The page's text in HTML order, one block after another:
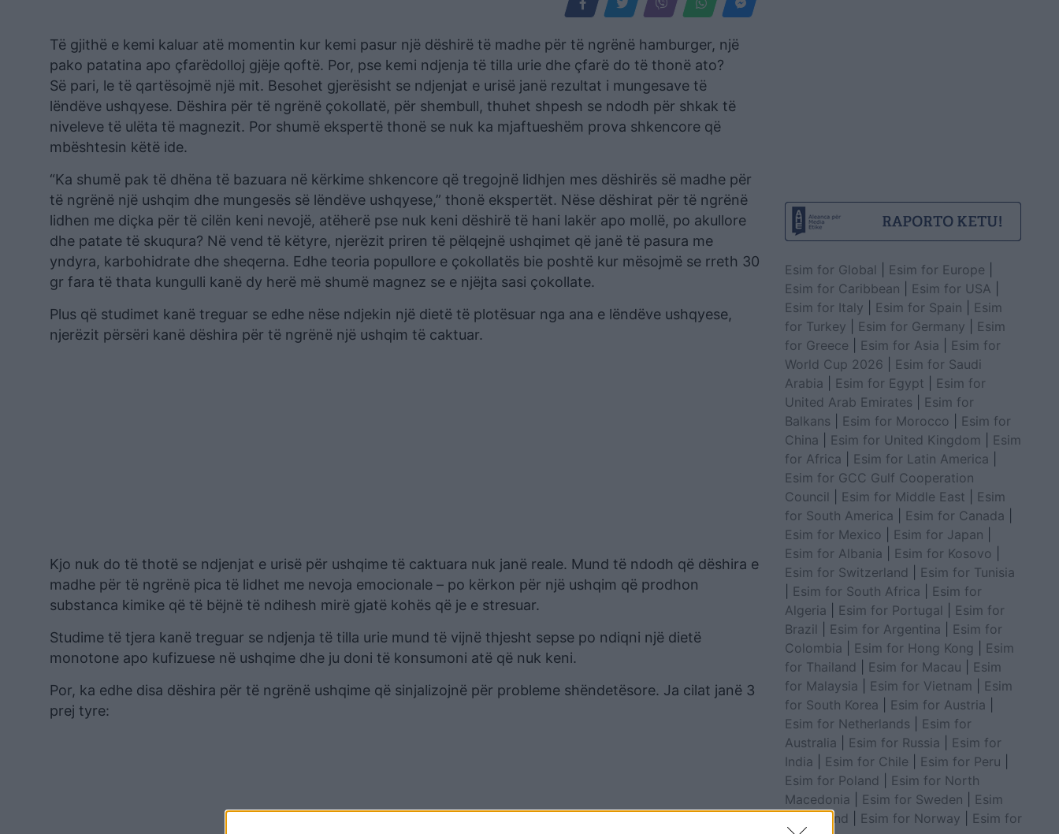
Të gjithë e kemi kaluar atë momentin kur kemi pasur një dëshirë të madhe për të ngrënë hamburger, një
pako patatina apo çfarëdolloj gjëje qoftë. Por, pse kemi ndjenja të tilla urie dhe çfarë do të thonë ato?
Së pari, le të qartësojmë një mit. Besohet gjerësisht se ndjenjat e urisë janë rezultat i mungesave të
lëndëve ushqyese. Dëshira për të ngrënë çokollatë, për shembull, thuhet shpesh se ndodh për shkak të
niveleve të ulëta të magnezit. Por shumë ekspertë thonë se nuk ka mjaftueshëm prova shkencore që
mbështesin këtë ide.
“Ka shumë pak të dhëna të bazuara në kërkime shkencore që tregojnë lidhjen mes dëshirës së madhe për
të ngrënë një ushqim dhe mungesës së lëndëve ushqyese,” thonë ekspertët. Nëse dëshirat për të ngrënë
lidhen me diçka për të cilën keni nevojë, atëherë pse nuk keni dëshirë të hani lakër apo mollë, po akullore
dhe patate të skuqura? Në vend të këtyre, njerëzit priren të pëlqejnë ushqimet që janë të pasura me
yndyra, karbohidrate dhe sheqerna. Edhe teoria popullore e çokollatës bie poshtë kur mësojmë se rreth 30
gr fara të thata kungulli kanë dy herë më shumë magnez se e njëjta sasi çokollate.
Plus që studimet kanë treguar se edhe nëse ndjekin një dietë të plotësuar nga ana e lëndëve ushqyese,
njerëzit përsëri kanë dëshira për të ngrënë një ushqim të caktuar.
Kjo nuk do të thotë se ndjenjat e urisë për ushqime të caktuara nuk janë reale. Mund të ndodh që dëshira e
madhe për të ngrënë pica të lidhet me nevoja emocionale – po kërkon për një ushqim që prodhon
substanca kimike që të bëjnë të ndihesh mirë gjatë kohës që je e stresuar.
Studime të tjera kanë treguar se ndjenja të tilla urie mund të vijnë thjesht sepse po ndiqni një dietë
monotone apo kufizuese në ushqime dhe ju doni të konsumoni atë që nuk keni.
Por, ka edhe disa dëshira për të ngrënë ushqime që sinjalizojnë për probleme shëndetësore. Ja cilat janë 3
prej tyre:
Esim for Global Esim for Europe
Esim for Caribbean
Esim for USA
Esim for Italy
Esim for Spain
Esim
for Turkey
Esim for Germany
Esim
for Greece
Esim for Asia
Esim for
World Cup 2026
Esim for Saudi
Arabia
Esim for Egypt
Esim for
United Arab Emirates
Esim for
Balkans
Esim for Morocco
Esim for
China
Esim for United Kingdom
Esim
for Africa
Esim for Latin America
Esim for GCC Gulf Cooperation
Council
Esim for Middle East
Esim
for South America
Esim for Canada
Esim for Mexico
Esim for Japan
Esim for Albania
Esim for Kosovo
Esim for Switzerland
Esim for Tunisia
Esim for South Africa
Esim for
Algeria
Esim for Portugal
Esim for
Brazil
Esim for Argentina
Esim for
Colombia
Esim for Hong Kong
Esim
for Thailand
Esim for Macau
Esim
for Malaysia
Esim for Vietnam
Esim
for South Korea
Esim for Austria
Esim for Netherlands
Esim for
Australia
Esim for Russia
Esim for
India
Esim for Chile Esim for Peru
Esim for Poland
Esim for North
Macedonia
Esim for Sweden
Esim
for Finland
Esim for Norway
Esim for